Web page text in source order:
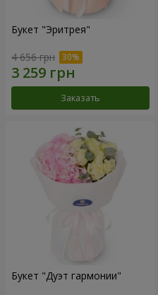
Букет "Эритрея"
4 656 грн
Заказать
Букет "Дуэт гармонии"